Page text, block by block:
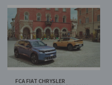
FCA FIAT CHRYSLER